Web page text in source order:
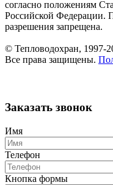
согласно положениям
Российской Федерации.
разрешения запрещена.
© Тепловодохран, 1997-
Все права защищены.
Заказать звонок
Имя
Телефон
Кнопка формы